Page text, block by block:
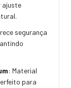
ajuste
segurança
: Material
para